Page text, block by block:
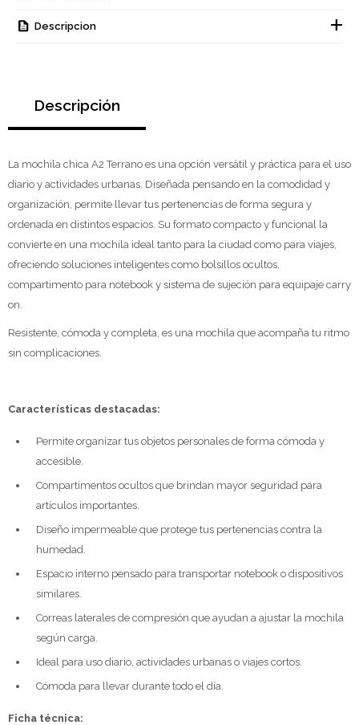
Descripcion
Descripción
La mochila chica A2 Terrano es una opción versátil y práctica para el uso
diario y actividades urbanas. Diseñada pensando en la comodidad y
organización, permite llevar tus pertenencias de forma segura y
ordenada en distintos espacios. Su formato compacto y funcional la
convierte en una mochila ideal tanto para la ciudad como para viajes,
ofreciendo soluciones inteligentes como bolsillos ocultos,
compartimento para notebook y sistema de sujeción para equipaje carry
on.
Resistente, cómoda y completa, es una mochila que acompaña tu ritmo
sin complicaciones.
Características destacadas:
Permite organizar tus objetos personales de forma cómoda y
accesible.
Compartimentos ocultos que brindan mayor seguridad para
artículos importantes.
Diseño impermeable que protege tus pertenencias contra la
humedad.
Espacio interno pensado para transportar notebook o dispositivos
similares.
Correas laterales de compresión que ayudan a ajustar la mochila
según carga.
Ideal para uso diario, actividades urbanas o viajes cortos.
Cómoda para llevar durante todo el día.
Ficha técnica: